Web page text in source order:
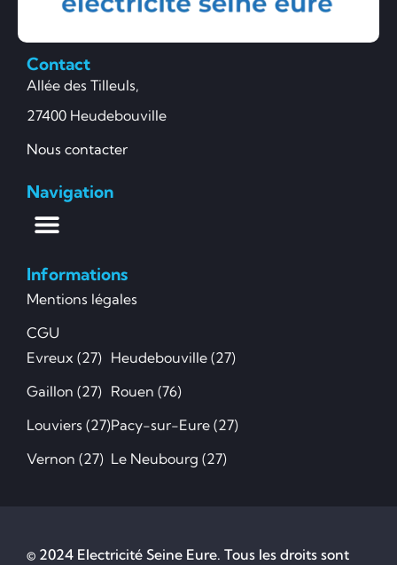
Contact
Allée des Tilleuls,
27400 Heudebouville
Nous contacter
Navigation
Informations
Mentions légales
CGU
Evreux (27)
Gaillon (27)
Louviers (27)
Vernon (27)
Heudebouville (27)
Rouen (76)
Pacy-sur-Eure (27)
Le Neubourg (27)
© 2024 Electricité Seine Eure. Tous les droits sont